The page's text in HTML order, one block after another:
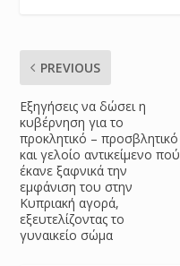
PREVIOUS
Εξηγήσεις να δώσει η
κυβέρνηση για το
προκλητικό – προσβλητικό
και γελοίο αντικείμενο πού
έκανε ξαφνικά την
εμφάνιση του στην
Κυπριακή αγορά,
εξευτελίζοντας το
γυναικείο σώμα